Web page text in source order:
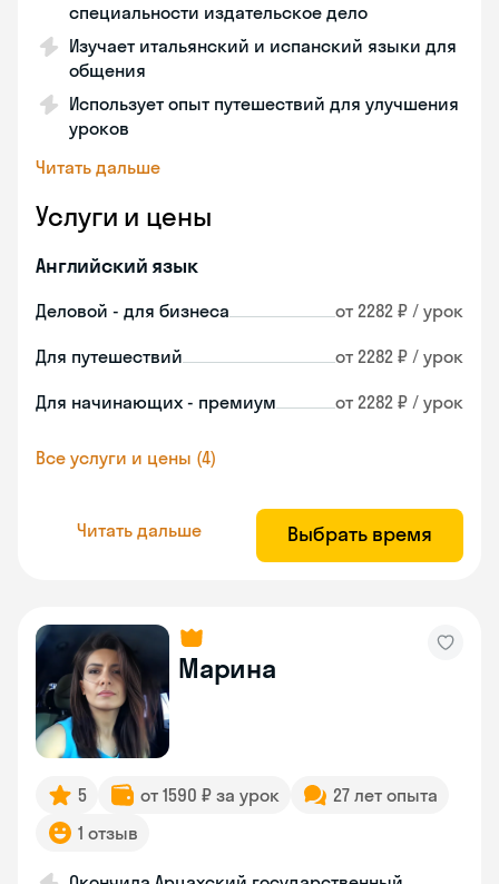
специальности издательское дело
Изучает итальянский и испанский языки для
общения
Использует опыт путешествий для улучшения
уроков
Читать дальше
Услуги и цены
Английский язык
Деловой - для бизнеса от 2282 ₽ / урок
Для путешествий от 2282 ₽ / урок
Для начинающих - премиум от 2282 ₽ / урок
Все услуги и цены (4)
Читать дальше Выбрать время
Марина
5 от 1590 ₽ за урок
27 лет опыта
1 отзыв